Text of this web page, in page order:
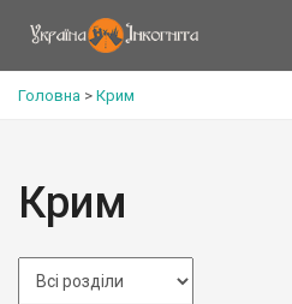
Головна > Крим
Крим